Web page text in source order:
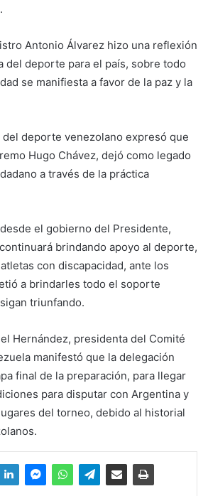
Antonio Álvarez hizo una reflexión
del deporte para el país, sobre todo
se manifiesta a favor de la paz y la
deporte venezolano expresó que
Hugo Chávez, dejó como legado
a través de la práctica
el gobierno del Presidente,
brindando apoyo al deporte,
con discapacidad, ante los
a brindarles todo el soporte
triunfando.
Hernández, presidenta del Comité
manifestó que la delegación
final de la preparación, para llegar
para disputar con Argentina y
del torneo, debido al historial